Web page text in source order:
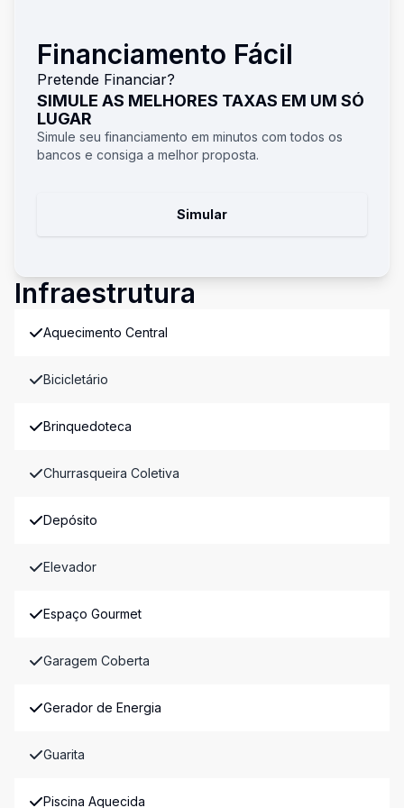
Financiamento Fácil
Pretende Financiar?
SIMULE AS MELHORES TAXAS EM UM SÓ
LUGAR
Simule seu financiamento em minutos com todos os
bancos e consiga a melhor proposta.
Simular
Infraestrutura
Aquecimento Central
Bicicletário
Brinquedoteca
Churrasqueira Coletiva
Depósito
Elevador
Espaço Gourmet
Garagem Coberta
Gerador de Energia
Guarita
Piscina Aquecida